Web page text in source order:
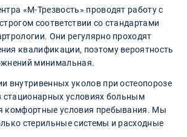
«М-Трезвость» проводят работу с
соответствии со стандартами
Они регулярно проходят
квалификации, поэтому вероятность
минимальная.
внутривенных уколов при остеопорозе
стационарных условиях больным
комфортные условия пребывания. Мы
стерильные системы и расходные